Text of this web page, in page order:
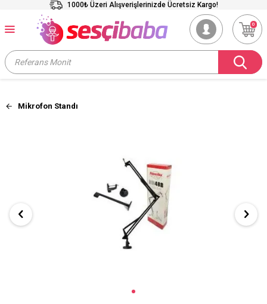
1000₺ Üzeri Alışverişlerinizde Ücretsiz Kargo!
0
Mikrofon Standı